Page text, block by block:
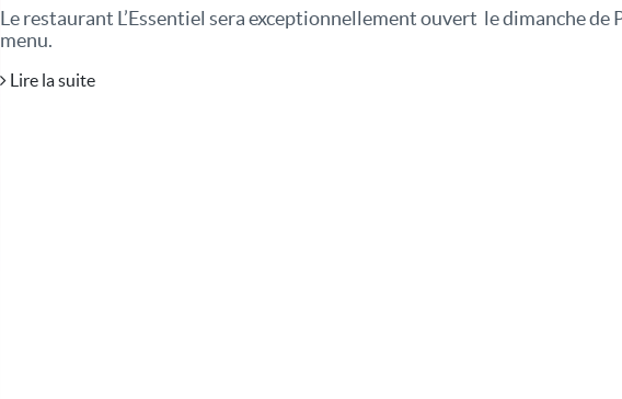
Le restaurant L’Essentiel sera exceptionnellement ouvert le dimanche de
menu.
Lire la suite